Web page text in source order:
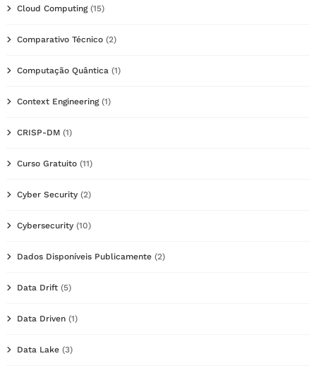
Cloud Computing(15)
Comparativo Técnico (2)
Computação Quântica (1)
Context Engineering(1)
CRISP-DM (1)
Curso Gratuito (11)
Cyber Security (2)
Cybersecurity (10)
Dados Disponíveis Publicamente (2)
Data Drift (5)
Data Driven (1)
Data Lake (3)